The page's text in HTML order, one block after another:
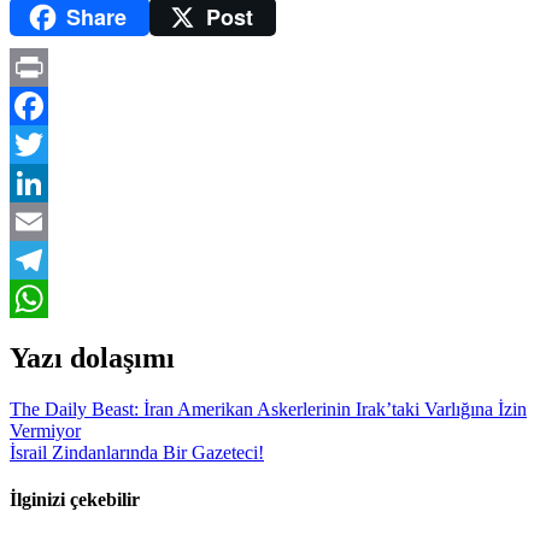
Share Post
Print
Facebook
Twitter
LinkedIn
Email
Telegram
Yazı dolaşımı
The Daily Beast: İran Amerikan Askerlerinin Irak’taki Varlığına İzin
Vermiyor
İsrail Zindanlarında Bir Gazeteci!
İlginizi çekebilir